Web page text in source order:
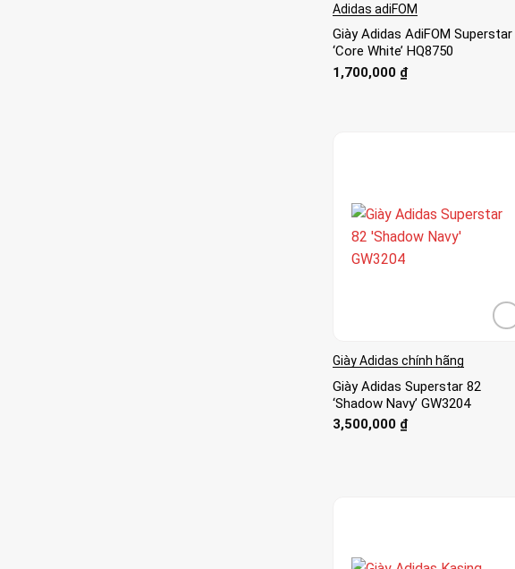
Adidas adiFOM
Giày Adidas AdiFOM Superstar
‘Core White’ HQ8750
1,700,000 ₫
Giày Adidas chính hãng
Giày Adidas Superstar 82
‘Shadow Navy’ GW3204
3,500,000 ₫